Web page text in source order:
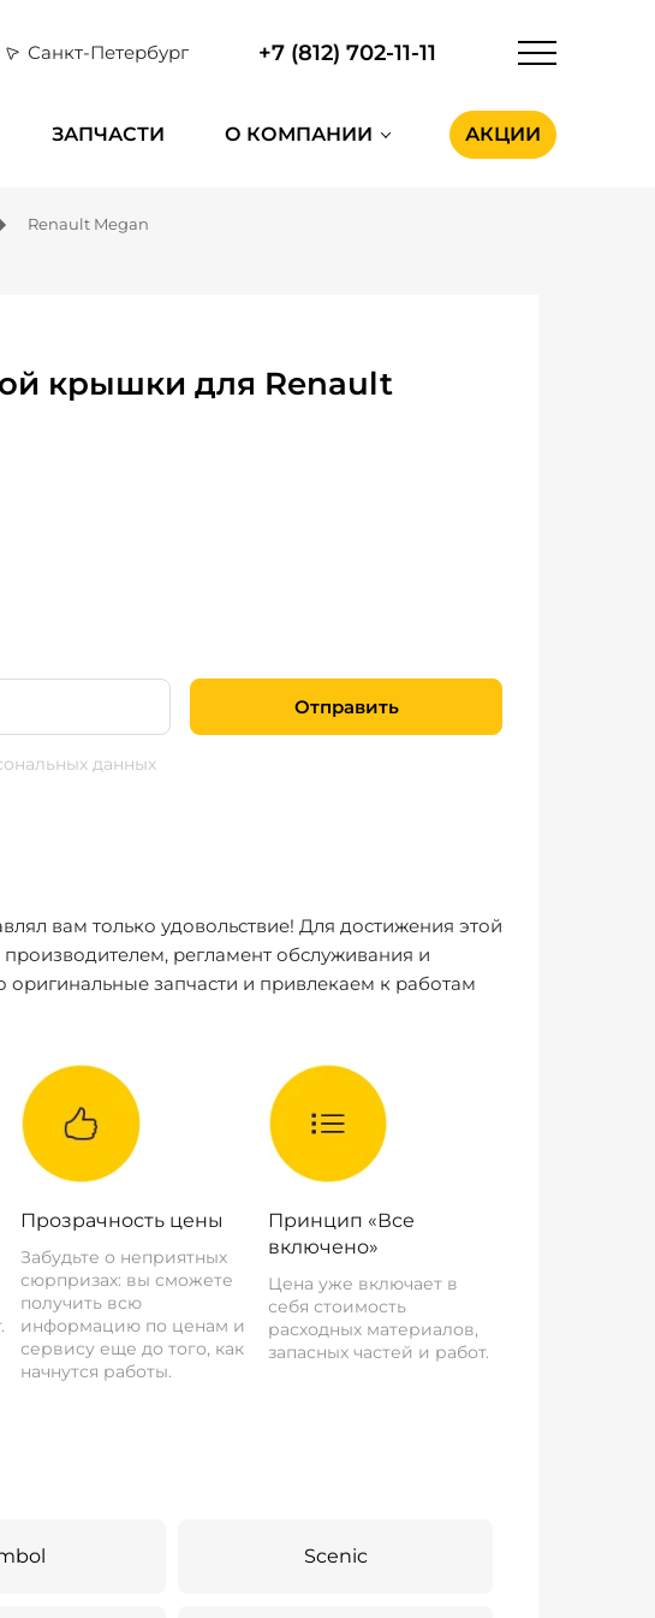
Санкт-Петербург +7 (812) 702-11-11
ЗАПЧАСТИ О КОМПАНИИ АКЦИИ
Renault Megan
крышки для Renault
Отправить
данных
вам только удовольствие! Для достижения этой
регламент обслуживания и
запчасти и привлекаем к работам
Прозрачность цены
Забудьте о неприятных
сюрпризах: вы сможете
получить всю
информацию по ценам и
сервису еще до того, как
начнутся работы.
Принцип «Все
включено»
Цена уже включает в
себя стоимость
расходных материалов,
запасных частей и работ.
Scenic